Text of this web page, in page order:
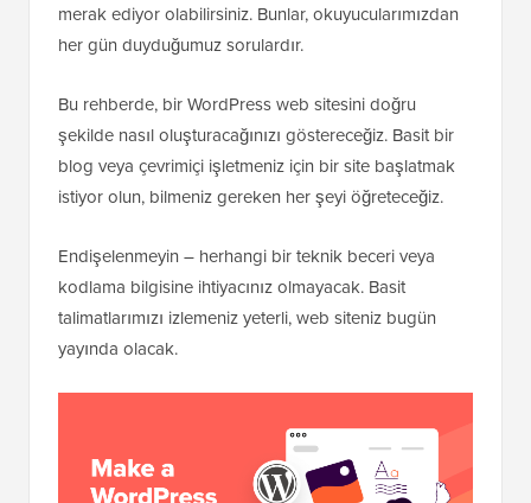
merak ediyor olabilirsiniz. Bunlar, okuyucularımızdan
her gün duyduğumuz sorulardır.
Bu rehberde, bir WordPress web sitesini doğru
şekilde nasıl oluşturacağınızı göstereceğiz. Basit bir
blog veya çevrimiçi işletmeniz için bir site başlatmak
istiyor olun, bilmeniz gereken her şeyi öğreteceğiz.
Endişelenmeyin – herhangi bir teknik beceri veya
kodlama bilgisine ihtiyacınız olmayacak. Basit
talimatlarımızı izlemeniz yeterli, web siteniz bugün
yayında olacak.